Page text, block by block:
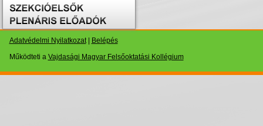
Adatvédelmi Nyilatkozat|
Belépés
Működteti a Vajdasági Magyar Felsőoktatási Kollégium